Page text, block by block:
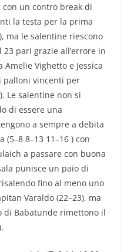
con un contro break di
la testa per la prima
ma le salentine riescono
pari grazie all’errore in
Vighetto e Jessica
palloni vincenti per
Le salentine non si
di essere una
a sempre a debita
8–13 11–16 ) con
a passare con buona
punisce un paio di
fino al meno uno
Varaldo (22–23), ma
di Babatunde rimettono il